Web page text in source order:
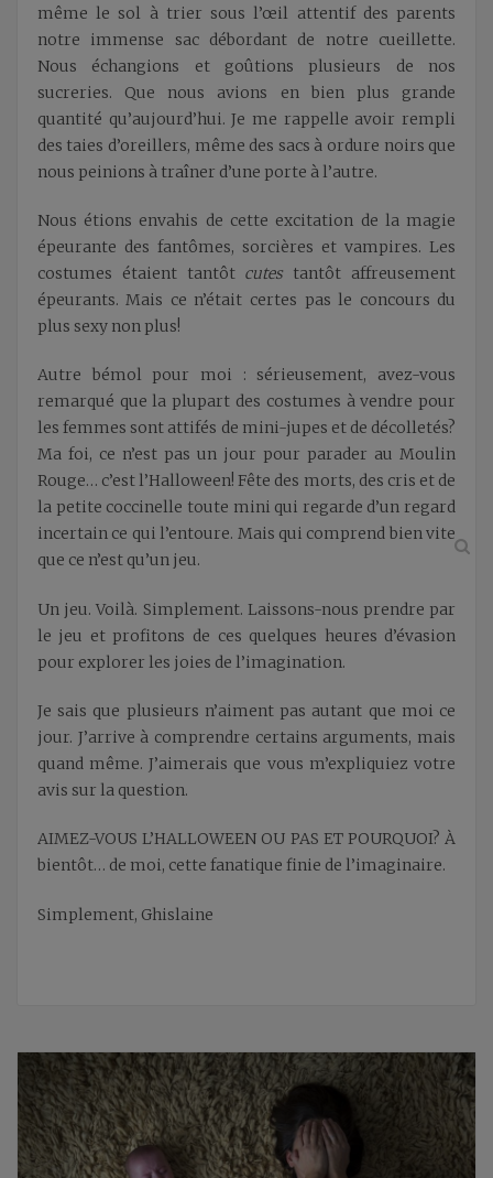
même le sol à trier sous l’œil attentif des parents
notre immense sac débordant de notre cueillette.
Nous échangions et goûtions plusieurs de nos
sucreries. Que nous avions en bien plus grande
quantité qu’aujourd’hui. Je me rappelle avoir rempli
des taies d’oreillers, même des sacs à ordure noirs que
nous peinions à traîner d’une porte à l’autre.
Nous étions envahis de cette excitation de la magie
épeurante des fantômes, sorcières et vampires. Les
costumes étaient tantôt cutes tantôt affreusement
épeurants. Mais ce n’était certes pas le concours du
plus sexy non plus!
Autre bémol pour moi : sérieusement, avez-vous
remarqué que la plupart des costumes à vendre pour
les femmes sont attifés de mini-jupes et de décolletés?
Ma foi, ce n’est pas un jour pour parader au Moulin
Rouge… c’est l’Halloween! Fête des morts, des cris et de
la petite coccinelle toute mini qui regarde d’un regard
incertain ce qui l’entoure. Mais qui comprend bien vite
que ce n’est qu’un jeu.
Un jeu. Voilà. Simplement. Laissons-nous prendre par
le jeu et profitons de ces quelques heures d’évasion
pour explorer les joies de l’imagination.
Je sais que plusieurs n’aiment pas autant que moi ce
jour. J’arrive à comprendre certains arguments, mais
quand même. J’aimerais que vous m’expliquiez votre
avis sur la question.
AIMEZ-VOUS L’HALLOWEEN OU PAS ET POURQUOI? À
bientôt… de moi, cette fanatique finie de l’imaginaire.
Simplement, Ghislaine